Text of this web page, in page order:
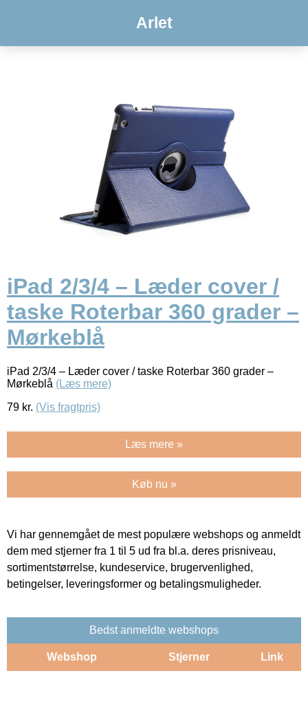
Arlet
iPad 2/3/4 – Læder cover /
taske Roterbar 360 grader –
Mørkeblå
iPad 2/3/4 – Læder cover / taske Roterbar 360 grader –
Mørkeblå (Læs mere)
79 kr. (Vis fragtpris)
Læs mere »
Køb nu »
Vi har gennemgået de mest populære webshops og anmeldt
dem med stjerner fra 1 til 5 ud fra bl.a. deres prisniveau,
sortimentstørrelse, kundeservice, brugervenlighed,
betingelser, leveringsformer og betalingsmuligheder.
Bedst anmeldte webshops
Webshop Stjerner Link